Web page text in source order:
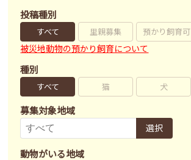
投稿種別
すべて 里親募集 預かり飼育可
被災地動物の預かり飼育について
種別
すべて 猫 犬
募集対象地域
選択
動物がいる地域